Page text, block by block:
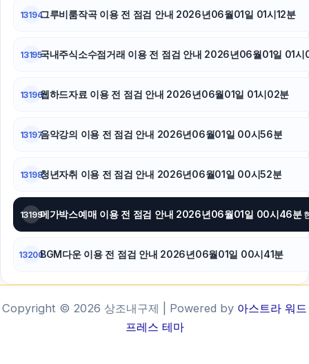
13194그루비룸작곡 이용 전 점검 안내 2026년06월01일 01시12분
13195국내주식소수점거래 이용 전 점검 안내 2026년06월01일 01
13196웹하드자료 이용 전 점검 안내 2026년06월01일 01시02분
13197음악강의 이용 전 점검 안내 2026년06월01일 00시56분
13198청년자취 이용 전 점검 안내 2026년06월01일 00시52분
13199메가박스예매 이용 전 점검 안내 2026년06월01일 00시46분
13200BGM다운 이용 전 점검 안내 2026년06월01일 00시41분
Copyright © 2026 상조내구제 | Powered by 아스트라 워드
프레스 테마